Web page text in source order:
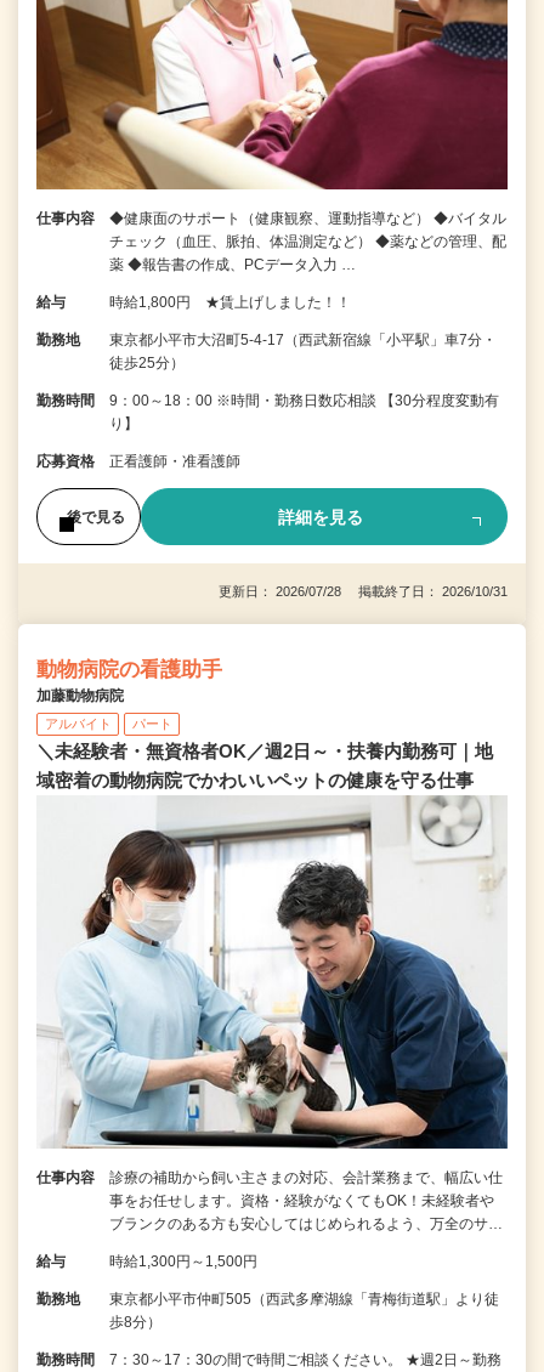
仕事内容
◆健康面のサポート（健康観察、運動指導など） ◆バイタル
チェック（血圧、脈拍、体温測定など） ◆薬などの管理、配
薬 ◆報告書の作成、PCデータ入力 …
給与 時給1,800円 ★賃上げしました！！
勤務地
東京都小平市大沼町5-4-17（西武新宿線「小平駅」車7分・
徒歩25分）
勤務時間
9：00～18：00 ※時間・勤務日数応相談 【30分程度変動有
り】
応募資格 正看護師・准看護師
後で見る 詳細を見る
更新日： 2026/07/28 掲載終了日： 2026/10/31
動物病院の看護助手
加藤動物病院
アルバイト パート
＼未経験者・無資格者OK／週2日～・扶養内勤務可｜地
域密着の動物病院でかわいいペットの健康を守る仕事
仕事内容
診療の補助から飼い主さまの対応、会計業務まで、幅広い仕
事をお任せします。資格・経験がなくてもOK！未経験者や
ブランクのある方も安心してはじめられるよう、万全のサ…
給与 時給1,300円～1,500円
勤務地
東京都小平市仲町505（西武多摩湖線「青梅街道駅」より徒
歩8分）
勤務時間
7：30～17：30の間で時間ご相談ください。 ★週2日～勤務